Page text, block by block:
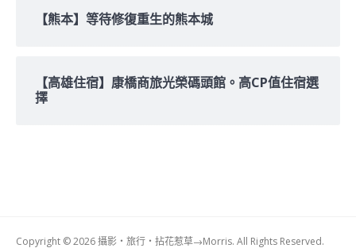
【熊本】等待修復重生的熊本城
【高雄住宿】康橋商旅光榮碼頭館。高CP值住宿選
擇
Copyright © 2026 攝影‧旅行‧拈花惹草→Morris. All Rights Reserved.